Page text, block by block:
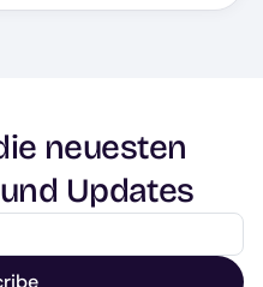
neuesten
Updates